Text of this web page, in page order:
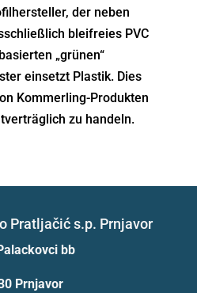
der neben
bleifreies PVC
„grünen“
einsetzt Plastik. Dies
Kommerling-Produkten
zu handeln.
Pratljačić s.p. Prnjavor
bb
Prnjavor